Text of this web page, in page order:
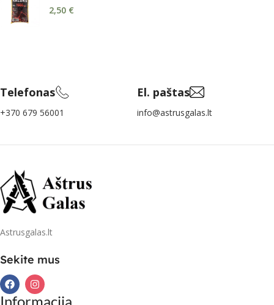
2,50 €
Telefonas
+370 679 56001
El. paštas
info@astrusgalas.lt
Astrusgalas.lt
Sekite mus
Informacija